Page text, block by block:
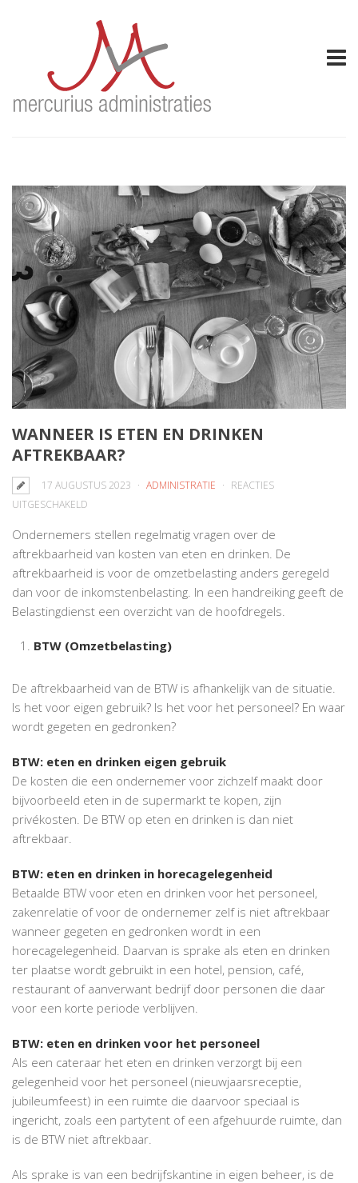
WANNEER IS ETEN EN DRINKEN
AFTREKBAAR?
17 AUGUSTUS 2023 ADMINISTRATIE
REACTIES
UITGESCHAKELD
IS
ETEN
EN
DRINKEN
AFTREKBAAR?
Ondernemers stellen regelmatig vragen over de
aftrekbaarheid van kosten van eten en drinken. De
aftrekbaarheid is voor de omzetbelasting anders geregeld
dan voor de inkomstenbelasting. In een handreiking geeft de
Belastingdienst een overzicht van de hoofdregels.
BTW (Omzetbelasting)
De aftrekbaarheid van de BTW is afhankelijk van de situatie.
Is het voor eigen gebruik? Is het voor het personeel? En waar
wordt gegeten en gedronken?
BTW: eten en drinken eigen gebruik
De kosten die een ondernemer voor zichzelf maakt door
bijvoorbeeld eten in de supermarkt te kopen, zijn
privékosten. De BTW op eten en drinken is dan niet
aftrekbaar.
BTW: eten en drinken in horecagelegenheid
Betaalde BTW voor eten en drinken voor het personeel,
zakenrelatie of voor de ondernemer zelf is niet aftrekbaar
wanneer gegeten en gedronken wordt in een
horecagelegenheid. Daarvan is sprake als eten en drinken
ter plaatse wordt gebruikt in een hotel, pension, café,
restaurant of aanverwant bedrijf door personen die daar
voor een korte periode verblijven.
BTW: eten en drinken voor het personeel
Als een cateraar het eten en drinken verzorgt bij een
gelegenheid voor het personeel (nieuwjaarsreceptie,
jubileumfeest) in een ruimte die daarvoor speciaal is
ingericht, zoals een partytent of een afgehuurde ruimte, dan
is de BTW niet aftrekbaar.
Als sprake is van een bedrijfskantine in eigen beheer, is de